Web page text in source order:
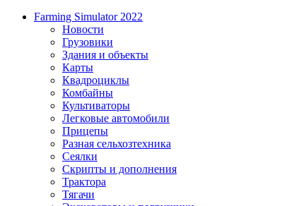
Farming Simulator 2022
Новости
Грузовики
Здания и объекты
Карты
Квадроциклы
Комбайны
Культиваторы
Легковые автомобили
Прицепы
Разная сельхозтехника
Сеялки
Скрипты и дополнения
Трактора
Тягачи